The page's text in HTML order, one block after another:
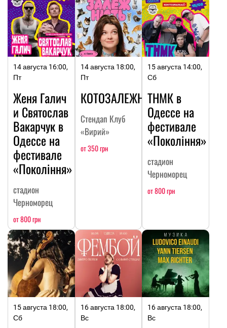
14 августа 16:00,
Пт
Женя Галич
и Святослав
Вакарчук в
Одессе на
фестивале
«Покоління»
стадион
Черноморец
от 800 грн
14 августа 18:00,
Пт
КОТОЗАЛЕЖНОСТЬ
Стендап Клуб
«Вирий»
от 350 грн
15 августа 14:00,
Сб
ТНМК в
Одессе на
фестивале
«Покоління»
стадион
Черноморец
от 800 грн
15 августа 18:00,
Сб
16 августа 18:00,
Вс
16 августа 18:00,
Вс